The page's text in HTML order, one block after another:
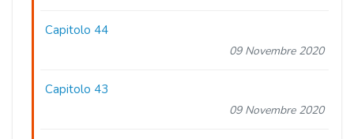
Capitolo 44
09 Novembre 2020
Capitolo 43
09 Novembre 2020